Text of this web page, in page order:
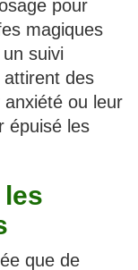
pour
magiques
suivi
attirent des
ou leur
épuisé les
que de